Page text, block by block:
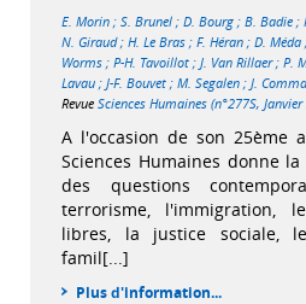
E. Morin ; S. Brunel ; D. Bourg ; B. Badie ;
N. Giraud; H. Le Bras ; F. Héran ; D. Méda
Worms ; P-H. Tavoillot ; J. Van Rillaer; P.
Lavau ; J-F. Bouvet ; M. Segalen ; J.
Revue Sciences Humaines (n°277S,
A l'occasion de son 25ème
Sciences Humaines donne
des questions
terrorisme, l'immigration,
libres, la justice sociale,
famil[...]
Plus d'information...